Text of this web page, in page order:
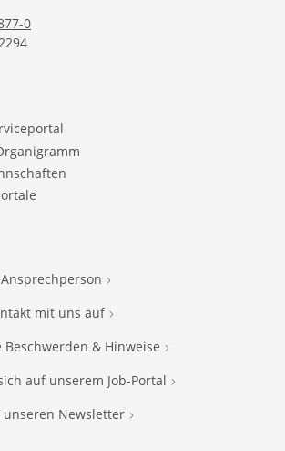
0
mit uns auf
& Hinweise
auf unserem Job-Portal
unseren Newsletter